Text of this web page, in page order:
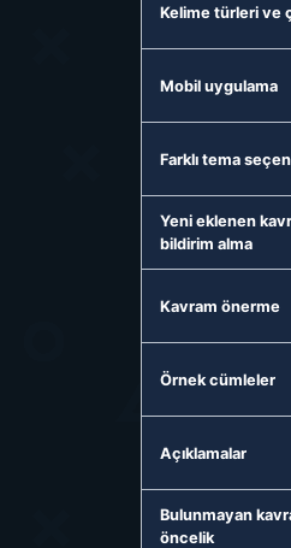
Kelime türleri ve
Mobil uygulama
Farklı tema
Yeni eklenen
bildirim alma
Kavram önerme
Örnek cümleler
Açıklamalar
Bulunmayan
öncelik